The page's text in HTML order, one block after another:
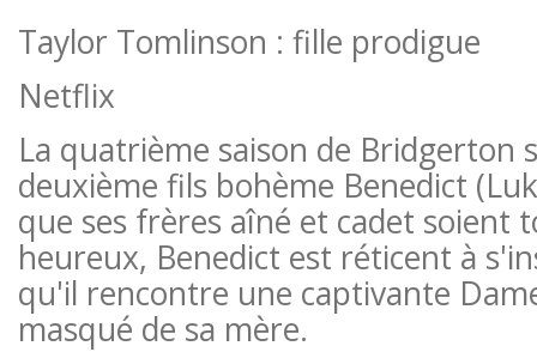
Taylor Tomlinson : fille prodigue
Netflix
La quatrième saison de Bridgerton
deuxième fils bohème Benedict
que ses frères aîné et cadet soient
heureux, Benedict est réticent à
qu'il rencontre une captivante
masqué de sa mère.